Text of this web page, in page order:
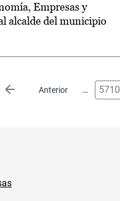
Empresas y
alcalde del municipio
Anterior
Página anterior … 5710